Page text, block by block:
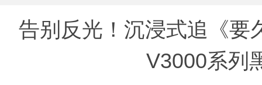
告别反光！沉浸式追《要
V3000系列